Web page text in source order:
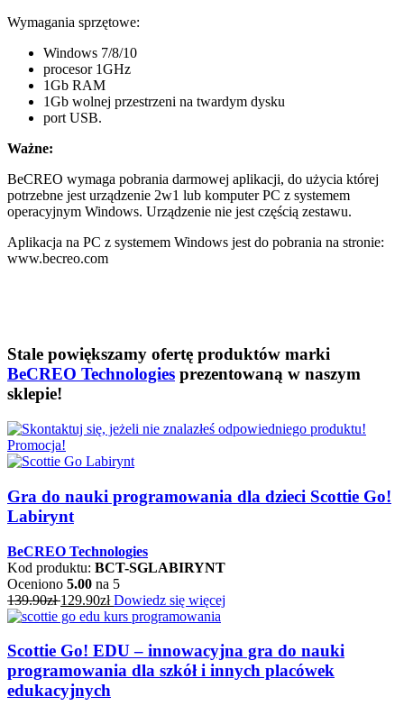
Wymagania sprzętowe:
Windows 7/8/10
procesor 1GHz
1Gb RAM
1Gb wolnej przestrzeni na twardym dysku
port USB.
Ważne:
BeCREO wymaga pobrania darmowej aplikacji, do użycia której
potrzebne jest urządzenie 2w1 lub komputer PC z systemem
operacyjnym Windows. Urządzenie nie jest częścią zestawu.
Aplikacja na PC z systemem Windows jest do pobrania na stronie:
www.becreo.com
Stale powiększamy ofertę produktów marki
BeCREO Technologies prezentowaną w naszym
sklepie!
Promocja!
Gra do nauki programowania dla dzieci Scottie Go!
Labirynt
BeCREO Technologies
Kod produktu: BCT-SGLABIRYNT
Oceniono 5.00 na 5
139.90zł 129.90zł Dowiedz się więcej
Scottie Go! EDU – innowacyjna gra do nauki
programowania dla szkół i innych placówek
edukacyjnych